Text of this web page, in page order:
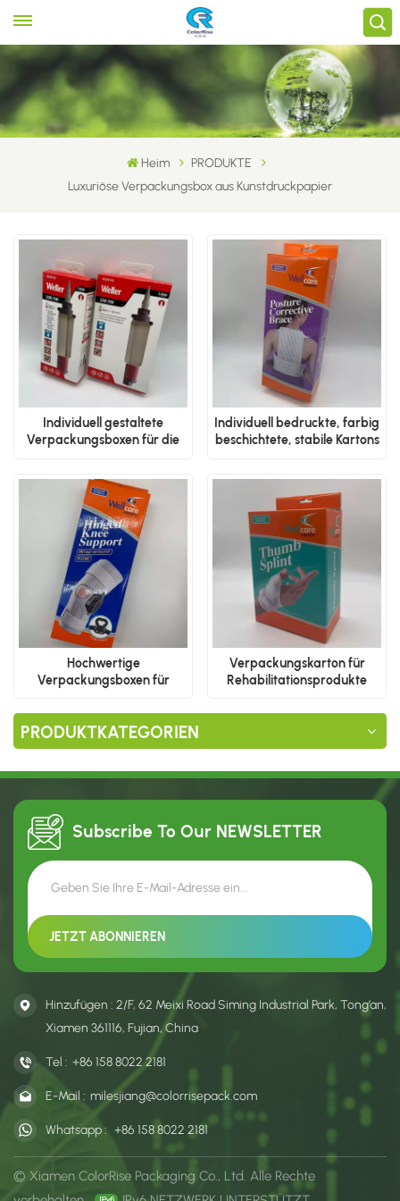
Heim
PRODUKTE
Luxuriöse Verpackungsbox aus Kunstdruckpapier
Individuell gestaltete
Verpackungsboxen für die
Individuell bedruckte, farbig
beschichtete, stabile Kartons
Hochwertige
Verpackungsboxen für
Verpackungskarton für
Rehabilitationsprodukte
PRODUKTKATEGORIEN
Subscribe To Our NEWSLETTER
Hinzufügen : 2/F, 62 Meixi Road Siming Industrial Park, Tong’an,
Xiamen 361116, Fujian, China
Tel : +86 158 8022 2181
E-Mail : milesjiang@colorrisepack.com
Whatsapp : +86 158 8022 2181
© Xiamen ColorRise Packaging Co., Ltd. Alle Rechte